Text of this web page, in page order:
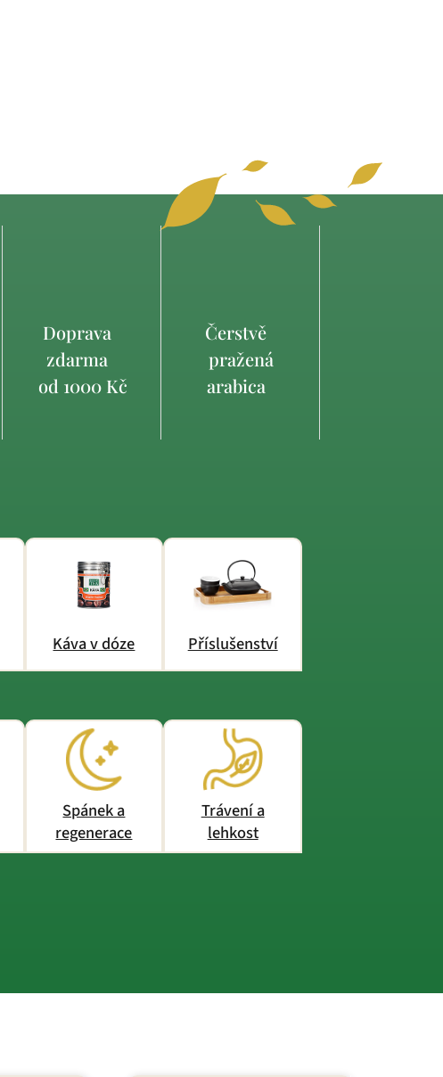
Doprava
zdarma
od 1000 Kč
Čerstvě
pražená
arabica
Káva v dóze Příslušenství
Spánek a
regenerace
Trávení a
lehkost